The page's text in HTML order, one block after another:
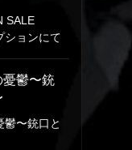
SALE
ションにて
憂鬱〜銃
鬱〜銃口と